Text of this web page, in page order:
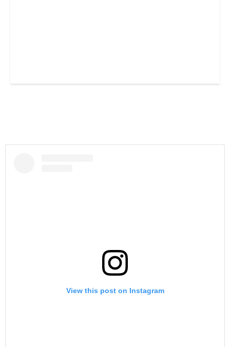
View this post on Instagram